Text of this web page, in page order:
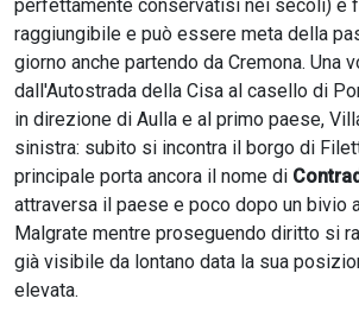
perfettamente conservatisi nei secoli) è
raggiungibile e può essere meta della
giorno anche partendo da Cremona. Una
dall'Autostrada della Cisa al casello di
in direzione di Aulla e al primo paese,
sinistra: subito si incontra il borgo di
principale porta ancora il nome di
attraversa il paese e poco dopo un bivio
Malgrate mentre proseguendo diritto si
già visibile da lontano data la sua
elevata.